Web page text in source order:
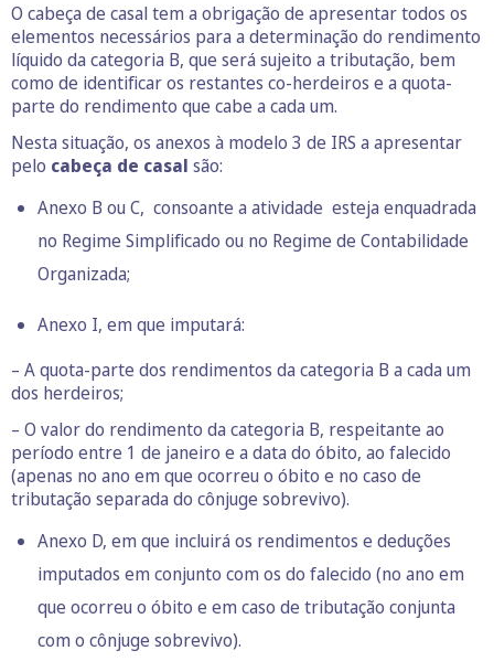
O cabeça de casal tem a obrigação de apresentar todos os
elementos necessários para a determinação do rendimento
líquido da categoria B, que será sujeito a tributação, bem
como de identificar os restantes co-herdeiros e a quota-
parte do rendimento que cabe a cada um.
Nesta situação, os anexos à modelo 3 de IRS a apresentar
pelo cabeça de casal são:
Anexo B ou C, consoante a atividade esteja enquadrada
no Regime Simplificado ou no Regime de Contabilidade
Organizada;
Anexo I, em que imputará:
– A quota-parte dos rendimentos da categoria B a cada um
dos herdeiros;
– O valor do rendimento da categoria B, respeitante ao
período entre 1 de janeiro e a data do óbito, ao falecido
(apenas no ano em que ocorreu o óbito e no caso de
tributação separada do cônjuge sobrevivo).
Anexo D, em que incluirá os rendimentos e deduções
imputados em conjunto com os do falecido (no ano em
que ocorreu o óbito e em caso de tributação conjunta
com o cônjuge sobrevivo).